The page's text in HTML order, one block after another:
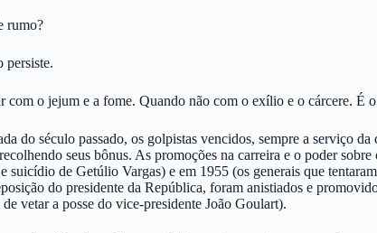
rumo?
persiste.
com o jejum e a fome. Quando não com o exílio e o cárcere. É
do século passado, os golpistas vencidos, sempre a serviço
seus bônus. As promoções na carreira e o poder
suicídio de Getúlio Vargas) e em 1955 (os generais que
do presidente da República, foram anistiados e
vetar a posse do vice-presidente João Goulart).